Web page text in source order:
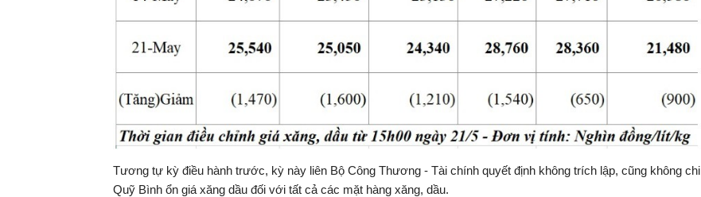
Tương tự kỳ điều hành trước, kỳ này liên Bộ Công Thương - Tài chính quyết định không trích lập, cũng không chi
Quỹ Bình ổn giá xăng dầu đối với tất cả các mặt hàng xăng, dầu.